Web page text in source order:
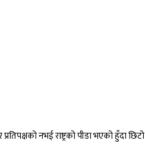
नभई राष्ट्रको पीडा भएको हुँदा